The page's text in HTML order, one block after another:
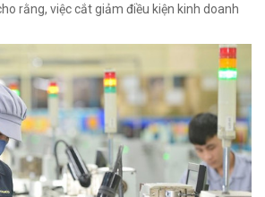
rằng, việc cắt giảm điều kiện kinh doanh